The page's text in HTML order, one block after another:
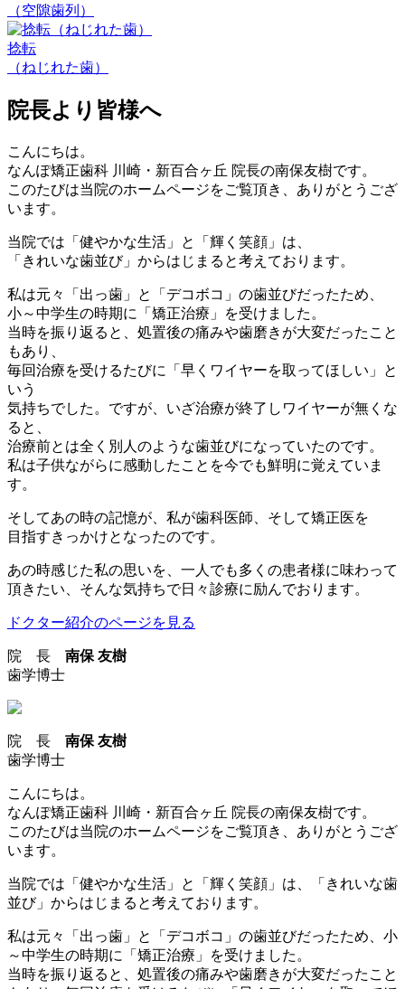
（空隙歯列）
捻転
（ねじれた歯）
院長より皆様へ
こんにちは。
なんぽ矯正歯科 川崎・新百合ヶ丘 院長の南保友樹です。
このたびは当院のホームページをご覧頂き、ありがとうござ
います。
当院では「健やかな生活」と「輝く笑顔」は、
「きれいな歯並び」からはじまると考えております。
私は元々「出っ歯」と「デコボコ」の歯並びだったため、
小～中学生の時期に「矯正治療」を受けました。
当時を振り返ると、処置後の痛みや歯磨きが大変だったこと
もあり、
毎回治療を受けるたびに「早くワイヤーを取ってほしい」と
いう
気持ちでした。ですが、いざ治療が終了しワイヤーが無くな
ると、
治療前とは全く別人のような歯並びになっていたのです。
私は子供ながらに感動したことを今でも鮮明に覚えていま
す。
そしてあの時の記憶が、私が歯科医師、そして矯正医を
目指すきっかけとなったのです。
あの時感じた私の思いを、一人でも多くの患者様に味わって
頂きたい、そんな気持ちで日々診療に励んでおります。
ドクター紹介のページを見る
院 長 南保 友樹
歯学博士
院 長 南保 友樹
歯学博士
こんにちは。
なんぽ矯正歯科 川崎・新百合ヶ丘 院長の南保友樹です。
このたびは当院のホームページをご覧頂き、ありがとうござ
います。
当院では「健やかな生活」と「輝く笑顔」は、「きれいな歯
並び」からはじまると考えております。
私は元々「出っ歯」と「デコボコ」の歯並びだったため、小
～中学生の時期に「矯正治療」を受けました。
当時を振り返ると、処置後の痛みや歯磨きが大変だったこと